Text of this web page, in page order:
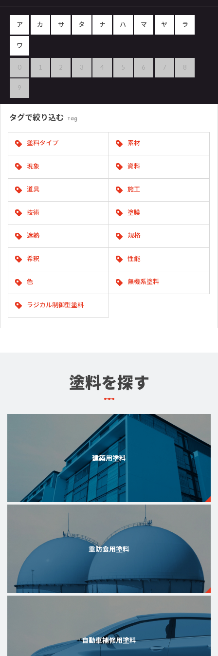
ア カ サ タ ナ ハ マ ヤ ラ
ワ
0 1 2 3 4 5 6 7 8
9
タグで絞り込む Tag
塗料タイプ 素材
現象 資料
道具 施工
技術 塗膜
遮熱 規格
希釈 性能
色 無機系塗料
ラジカル制御型塗料
塗料を探す
建築用塗料
重防食用塗料
自動車補修用塗料